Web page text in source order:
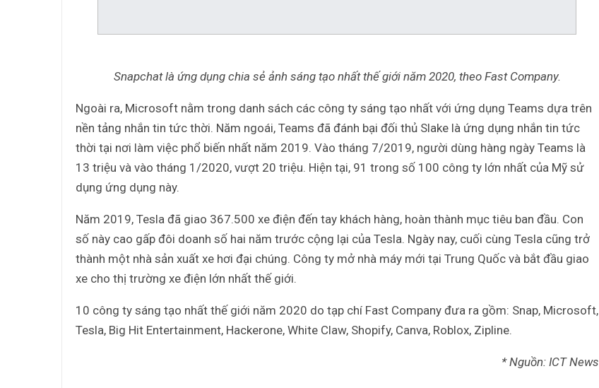
Snapchat là ứng dụng chia sẻ ảnh sáng tạo nhất thế giới năm 2020, theo Fast Company.
Ngoài ra, Microsoft nằm trong danh sách các công ty sáng tạo nhất với ứng dụng Teams dựa trên
nền tảng nhắn tin tức thời. Năm ngoái, Teams đã đánh bại đối thủ Slake là ứng dụng nhắn tin tức
thời tại nơi làm việc phổ biến nhất năm 2019. Vào tháng 7/2019, người dùng hàng ngày Teams là
13 triệu và vào tháng 1/2020, vượt 20 triệu. Hiện tại, 91 trong số 100 công ty lớn nhất của Mỹ sử
dụng ứng dụng này.
Năm 2019, Tesla đã giao 367.500 xe điện đến tay khách hàng, hoàn thành mục tiêu ban đầu. Con
số này cao gấp đôi doanh số hai năm trước cộng lại của Tesla. Ngày nay, cuối cùng Tesla cũng trở
thành một nhà sản xuất xe hơi đại chúng. Công ty mở nhà máy mới tại Trung Quốc và bắt đầu giao
xe cho thị trường xe điện lớn nhất thế giới.
10 công ty sáng tạo nhất thế giới năm 2020 do tạp chí Fast Company đưa ra gồm: Snap, Microsoft,
Tesla, Big Hit Entertainment, Hackerone, White Claw, Shopify, Canva, Roblox, Zipline.
* Nguồn: ICT News